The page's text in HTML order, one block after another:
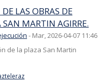
LAS OBRAS DE
MARTIN AGIRRE.
- Mar, 2026-04-07 11:46
de la plaza San Martin